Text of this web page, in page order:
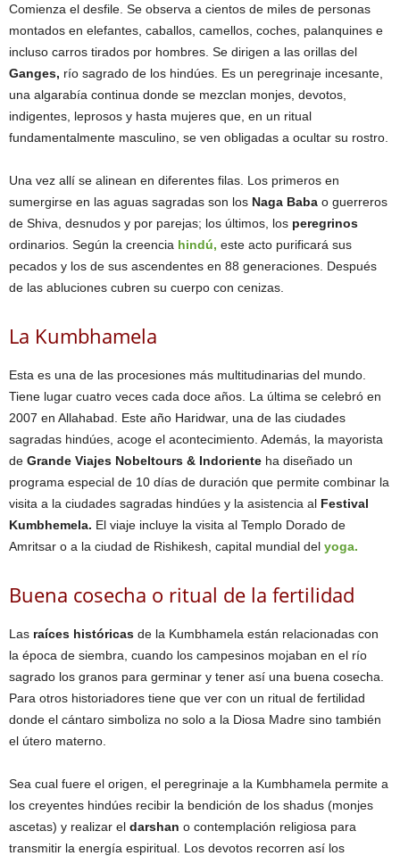
Comienza el desfile. Se observa a cientos de miles de personas
montados en elefantes, caballos, camellos, coches, palanquines e
incluso carros tirados por hombres. Se dirigen a las orillas del
Ganges, río sagrado de los hindúes. Es un peregrinaje incesante,
una algarabía continua donde se mezclan monjes, devotos,
indigentes, leprosos y hasta mujeres que, en un ritual
fundamentalmente masculino, se ven obligadas a ocultar su rostro.
Una vez allí se alinean en diferentes filas. Los primeros en
sumergirse en las aguas sagradas son los Naga Baba o guerreros
de Shiva, desnudos y por parejas; los últimos, los peregrinos
ordinarios. Según la creencia hindú, este acto purificará sus
pecados y los de sus ascendentes en 88 generaciones. Después
de las abluciones cubren su cuerpo con cenizas.
La Kumbhamela
Esta es una de las procesiones más multitudinarias del mundo.
Tiene lugar cuatro veces cada doce años. La última se celebró en
2007 en Allahabad. Este año Haridwar, una de las ciudades
sagradas hindúes, acoge el acontecimiento. Además, la mayorista
de Grande Viajes Nobeltours & Indoriente ha diseñado un
programa especial de 10 días de duración que permite combinar la
visita a la ciudades sagradas hindúes y la asistencia al Festival
Kumbhemela. El viaje incluye la visita al Templo Dorado de
Amritsar o a la ciudad de Rishikesh, capital mundial del yoga.
Buena cosecha o ritual de la fertilidad
Las raíces históricas de la Kumbhamela están relacionadas con
la época de siembra, cuando los campesinos mojaban en el río
sagrado los granos para germinar y tener así una buena cosecha.
Para otros historiadores tiene que ver con un ritual de fertilidad
donde el cántaro simboliza no solo a la Diosa Madre sino también
el útero materno.
Sea cual fuere el origen, el peregrinaje a la Kumbhamela permite a
los creyentes hindúes recibir la bendición de los shadus (monjes
ascetas) y realizar el darshan o contemplación religiosa para
transmitir la energía espiritual. Los devotos recorren así los